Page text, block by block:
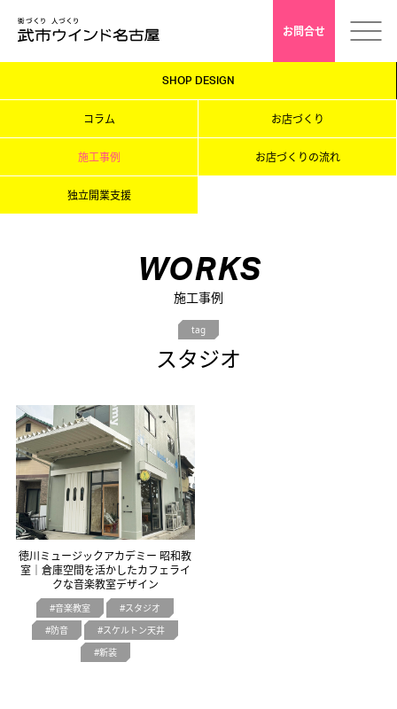
採用情報
店舗デザイン
インドアゴルフ
オフィスデザイン
不動産情報
お問合せ
SHOP DESIGN
コラム お店づくり
施工事例 お店づくりの流れ
独立開業支援
WORKS
施工事例
tag
スタジオ
徳川ミュージックアカデミー 昭和教
室｜倉庫空間を活かしたカフェライ
クな音楽教室デザイン
音楽教室
スタジオ
防音
スケルトン天井
新装